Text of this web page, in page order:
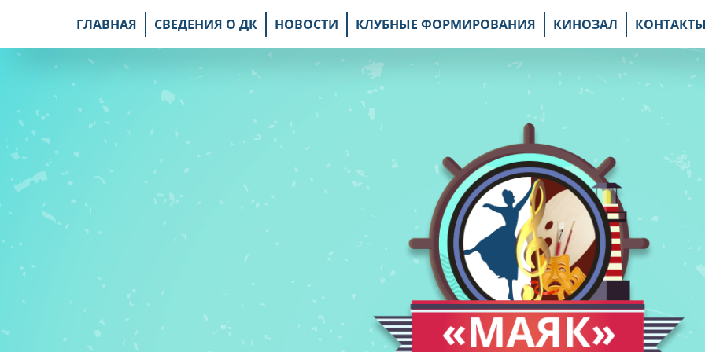
ГЛАВНАЯ СВЕДЕНИЯ О ДК НОВОСТИ КЛУБНЫЕ ФОРМИРОВАНИЯ КИНОЗАЛ